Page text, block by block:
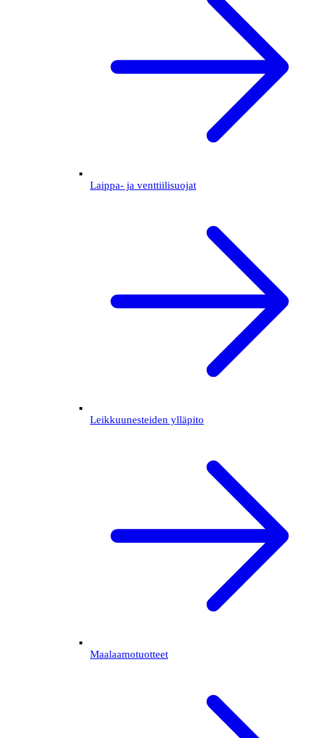
Laippa- ja venttiilisuojat
Leikkuunesteiden ylläpito
Maalaamotuotteet